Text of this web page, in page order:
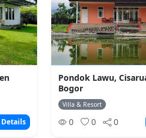
Pondok Lawu,
Bogor
Villa & Resort
0 0 0